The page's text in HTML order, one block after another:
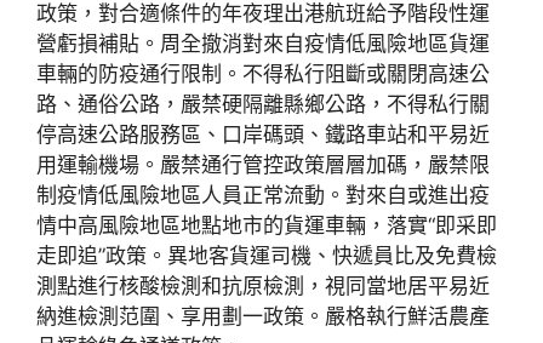
政策，對合適條件的年夜理出港航班給予階段性運
營虧損補貼。周全撤消對來自疫情低風險地區貨運
車輛的防疫通行限制。不得私行阻斷或關閉高速公
路、通俗公路，嚴禁硬隔離縣鄉公路，不得私行關
停高速公路服務區、口岸碼頭、鐵路車站和平易近
用運輸機場。嚴禁通行管控政策層層加碼，嚴禁限
制疫情低風險地區人員正常流動。對來自或進出疫
情中高風險地區地點地市的貨運車輛，落實“即采即
走即追”政策。異地客貨運司機、快遞員比及免費檢
測點進行核酸檢測和抗原檢測，視同當地居平易近
納進檢測范圍、享用劃一政策。嚴格執行鮮活農產